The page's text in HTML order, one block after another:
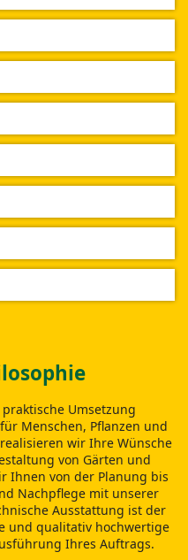
Umsetzung
Menschen, Pflanzen und
wir Ihre Wünsche
von Gärten und
Ihnen von der Planung bis
Nachpflege mit unserer
Ausstattung ist der
und qualitativ hochwertige
Ihres Auftrags.